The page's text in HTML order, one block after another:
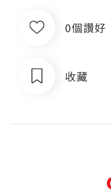
0個讚好
收藏